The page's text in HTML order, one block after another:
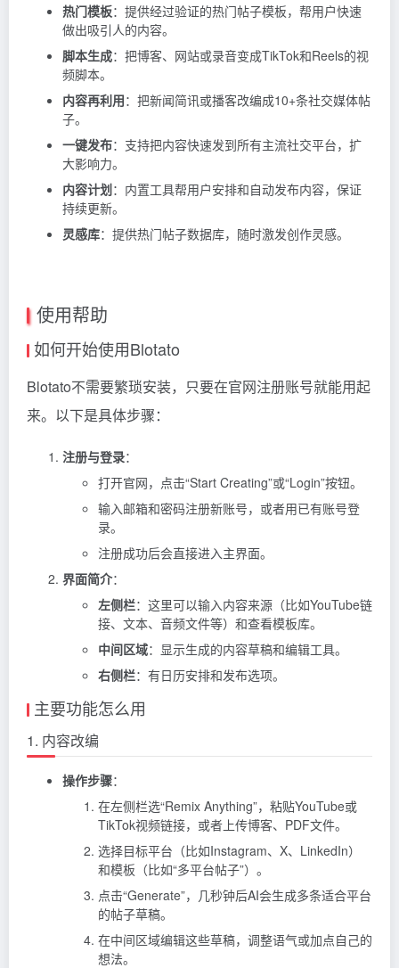
热门模板：提供经过验证的热门帖子模板，帮用户快速
做出吸引人的内容。
脚本生成：把博客、网站或录音变成TikTok和Reels的视
频脚本。
内容再利用：把新闻简讯或播客改编成10+条社交媒体帖
子。
一键发布：支持把内容快速发到所有主流社交平台，扩
大影响力。
内容计划：内置工具帮用户安排和自动发布内容，保证
持续更新。
灵感库：提供热门帖子数据库，随时激发创作灵感。
使用帮助
如何开始使用Blotato
Blotato不需要繁琐安装，只要在官网注册账号就能用起
来。以下是具体步骤：
注册与登录：
打开官网，点击“Start Creating”或“Login”按钮。
输入邮箱和密码注册新账号，或者用已有账号登
录。
注册成功后会直接进入主界面。
界面简介：
左侧栏：这里可以输入内容来源（比如YouTube链
接、文本、音频文件等）和查看模板库。
中间区域：显示生成的内容草稿和编辑工具。
右侧栏：有日历安排和发布选项。
主要功能怎么用
1. 内容改编
操作步骤：
在左侧栏选“Remix Anything”，粘贴YouTube或
TikTok视频链接，或者上传博客、PDF文件。
选择目标平台（比如Instagram、X、LinkedIn）
和模板（比如“多平台帖子”）。
点击“Generate”，几秒钟后AI会生成多条适合平台
的帖子草稿。
在中间区域编辑这些草稿，调整语气或加点自己的
想法。